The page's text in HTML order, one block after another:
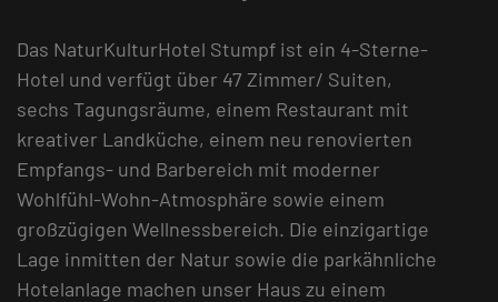
Das NaturKulturHotel Stumpf ist ein 4-Sterne-
Hotel und verfügt über 47 Zimmer/ Suiten,
sechs Tagungsräume, einem Restaurant mit
kreativer Landküche, einem neu renovierten
Empfangs- und Barbereich mit moderner
Wohlfühl-Wohn-Atmosphäre sowie einem
großzügigen Wellnessbereich. Die einzigartige
Lage inmitten der Natur sowie die parkähnliche
Hotelanlage machen unser Haus zu einem